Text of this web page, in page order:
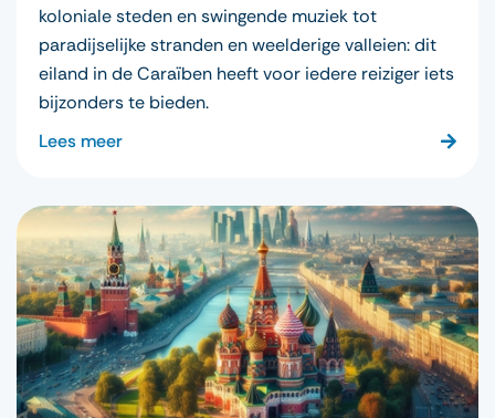
koloniale steden en swingende muziek tot
paradijselijke stranden en weelderige valleien: dit
eiland in de Caraïben heeft voor iedere reiziger iets
bijzonders te bieden.
Lees meer